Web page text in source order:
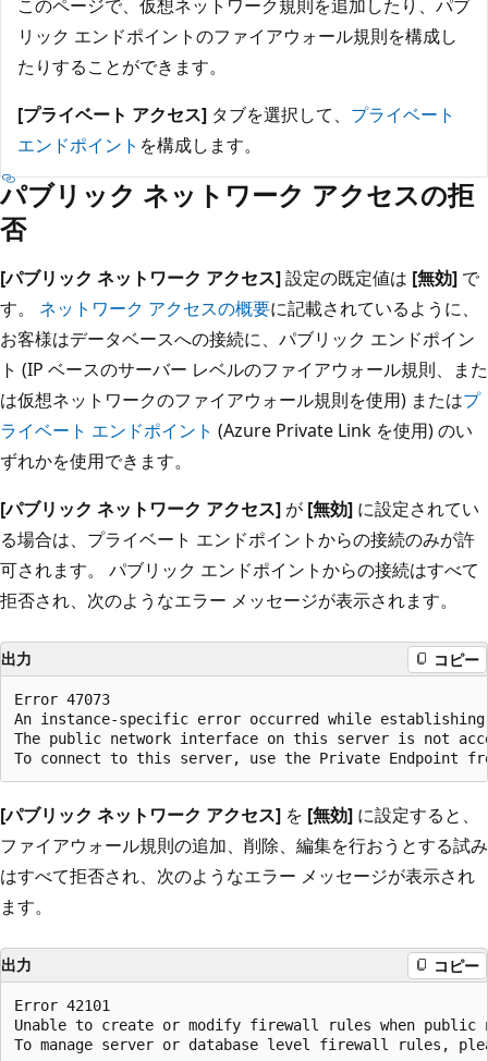
このページで、仮想ネットワーク規則を追加したり、パブ
リック エンドポイントのファイアウォール規則を構成し
たりすることができます。
[プライベート アクセス] タブを選択して、 プライベート
エンドポイント を構成します。
パブリック ネットワーク アクセスの拒
否
[パブリック ネットワーク アクセス]設定の既定値は [無効] で
す。 ネットワーク アクセスの概要に記載されているように、
お客様はデータベースへの接続に、パブリック エンドポイン
ト (IP ベースのサーバー レベルのファイアウォール規則、また
は仮想ネットワークのファイアウォール規則を使用) またはプ
ライベート エンドポイント (Azure Private Link を使用) のい
ずれかを使用できます。
[パブリック ネットワーク アクセス] が [無効] に設定されてい
る場合は、プライベート エンドポイントからの接続のみが許
可されます。 パブリック エンドポイントからの接続はすべて
拒否され、次のようなエラー メッセージが表示されます。
出力 コピー
Error 47073
An instance-specific error occurred while establishing
The public network interface on this server is not
[パブリック ネットワーク アクセス] を [無効] に設定すると、
ファイアウォール規則の追加、削除、編集を行おうとする試み
はすべて拒否され、次のようなエラー メッセージが表示され
ます。
出力 コピー
Error 42101
Unable to create or modify firewall rules when